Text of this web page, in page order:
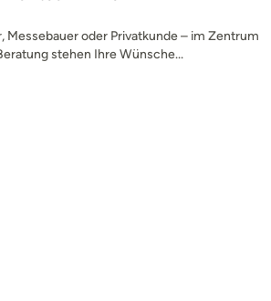
Messebauer oder Privatkunde – im Zentrum
stehen Ihre Wünsche...